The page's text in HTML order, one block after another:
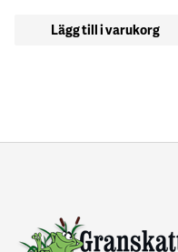
Lägg till i varukorg